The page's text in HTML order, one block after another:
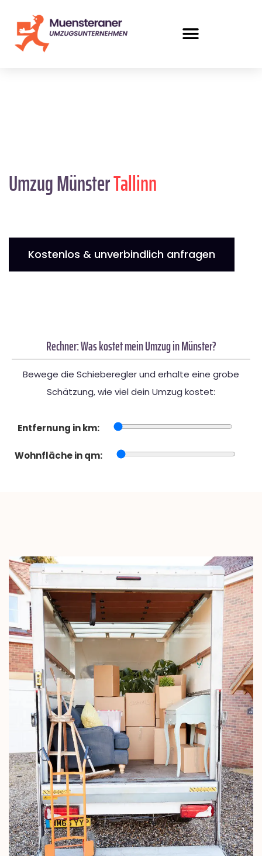
Umzug MünsterTallinn
Kostenlos & unverbindlich anfragen
Rechner: Was kostet mein Umzug in Münster?
Bewege die Schieberegler und erhalte eine grobe
Schätzung, wie viel dein Umzug kostet:
Entfernung in km:
Wohnfläche in qm: